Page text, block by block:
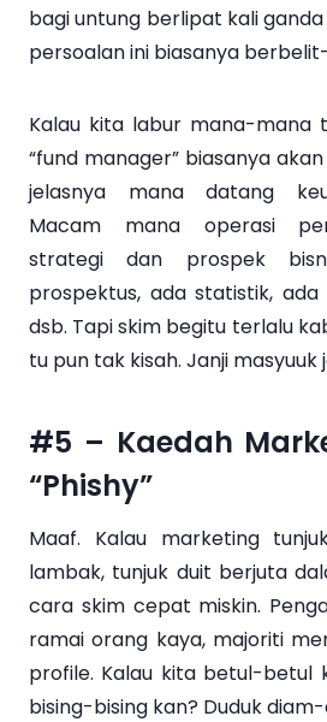
bagi untung berlipat kali
persoalan ini biasanya
Kalau kita labur mana-mana
“fund manager” biasanya
jelasnya mana datang
Macam mana operasi
strategi dan prospek
prospektus, ada statistik,
dsb. Tapi skim begitu terlalu
tu pun tak kisah. Janji masyuuk
#5 – Kaedah
“Phishy”
Maaf. Kalau marketing
lambak, tunjuk duit berjuta
cara skim cepat miskin.
ramai orang kaya, majoriti
profile. Kalau kita betul-betul
bising-bising kan? Duduk